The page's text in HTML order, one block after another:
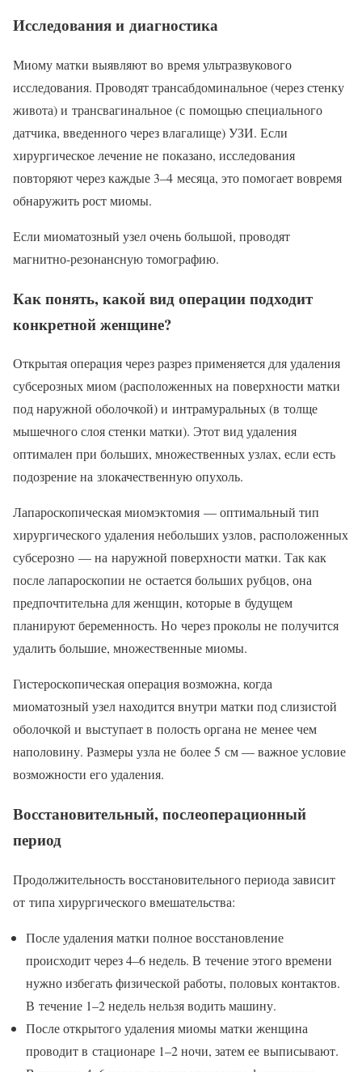
Исследования и диагностика
Миому матки выявляют во время ультразвукового
исследования. Проводят трансабдоминальное (через стенку
живота) и трансвагинальное (с помощью специального
датчика, введенного через влагалище) УЗИ. Если
хирургическое лечение не показано, исследования
повторяют через каждые 3–4 месяца, это помогает вовремя
обнаружить рост миомы.
Если миоматозный узел очень большой, проводят
магнитно-резонансную томографию.
Как понять, какой вид операции подходит
конкретной женщине?
Открытая операция через разрез применяется для удаления
субсерозных миом (расположенных на поверхности матки
под наружной оболочкой) и интрамуральных (в толще
мышечного слоя стенки матки). Этот вид удаления
оптимален при больших, множественных узлах, если есть
подозрение на злокачественную опухоль.
Лапароскопическая миомэктомия — оптимальный тип
хирургического удаления небольших узлов, расположенных
субсерозно — на наружной поверхности матки. Так как
после лапароскопии не остается больших рубцов, она
предпочтительна для женщин, которые в будущем
планируют беременность. Но через проколы не получится
удалить большие, множественные миомы.
Гистероскопическая операция возможна, когда
миоматозный узел находится внутри матки под слизистой
оболочкой и выступает в полость органа не менее чем
наполовину. Размеры узла не более 5 см — важное условие
возможности его удаления.
Восстановительный, послеоперационный
период
Продолжительность восстановительного периода зависит
от типа хирургического вмешательства:
После удаления матки полное восстановление
происходит через 4–6 недель. В течение этого времени
нужно избегать физической работы, половых контактов.
В течение 1–2 недель нельзя водить машину.
После открытого удаления миомы матки женщина
проводит в стационаре 1–2 ночи, затем ее выписывают.